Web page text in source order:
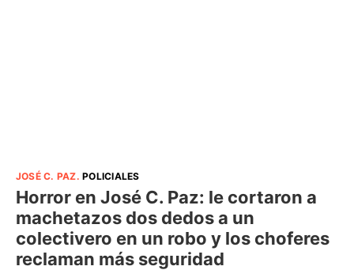
JOSÉ C. PAZ.POLICIALES
Horror en José C. Paz: le cortaron a
machetazos dos dedos a un
colectivero en un robo y los choferes
reclaman más seguridad